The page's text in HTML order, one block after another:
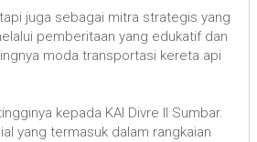
juga sebagai mitra strategis yang
pemberitaan yang edukatif dan
moda transportasi kereta api
kepada KAI Divre II Sumbar.
yang termasuk dalam rangkaian